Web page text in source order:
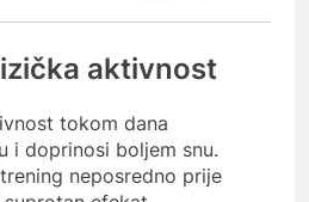
aktivnost
tokom dana
i doprinosi boljem snu.
neposredno prije